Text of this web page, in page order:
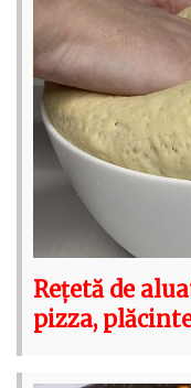
Rețetă de
pizza,